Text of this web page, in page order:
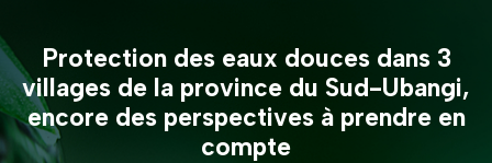
Protection des eaux douces dans 3
villages de la province du Sud-Ubangi,
encore des perspectives à prendre en
compte